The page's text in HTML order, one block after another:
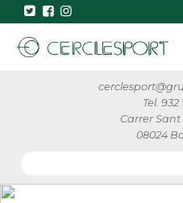
Tel. 932
Carrer Sant
08024